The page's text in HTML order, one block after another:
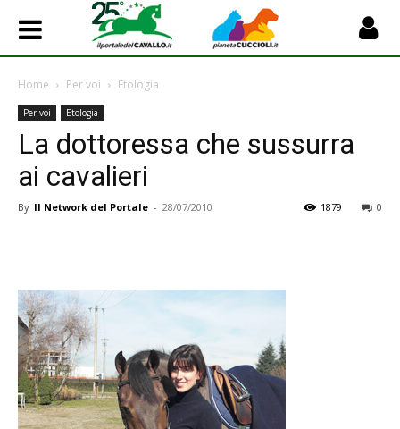
Home Per voi Etologia
Per voi Etologia
La dottoressa che sussurra
ai cavalieri
By Il Network del Portale - 28/07/2010 0
1879